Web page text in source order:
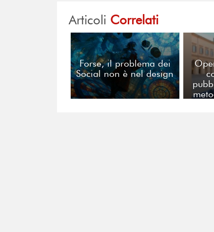
Articoli Correlati
Forse, il problema dei
Social non è nel design